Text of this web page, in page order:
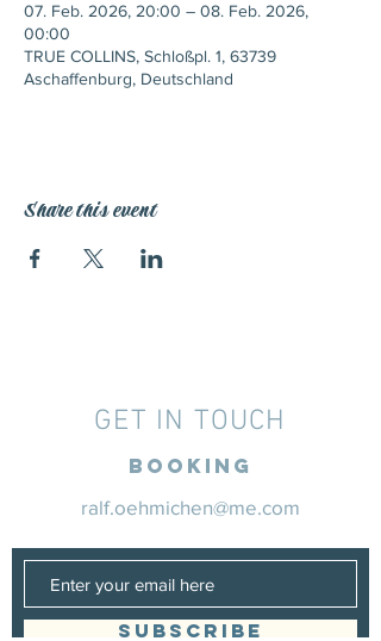
07. Feb. 2026, 20:00 – 08. Feb. 2026,
00:00
TRUE COLLINS, Schloßpl. 1, 63739
Aschaffenburg, Deutschland
Share this event
GET IN TOUCH
Booking
ralf.oehmichen@me.com
SUBSCRIBE